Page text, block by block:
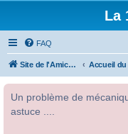
La
FAQ
Site de l'Amicale Citroën 10HP Accueil
Un problème de
astuce ....